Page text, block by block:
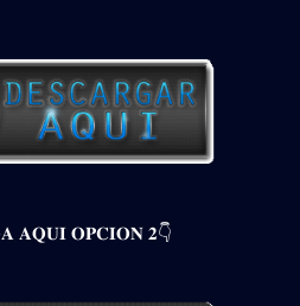
𝐀𝐐𝐔𝐈 𝐎𝐏𝐂𝐈𝐎𝐍 𝟐👇